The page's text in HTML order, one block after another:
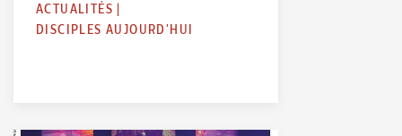
ACTUALITÉS |
DISCIPLES AUJOURD'HUI